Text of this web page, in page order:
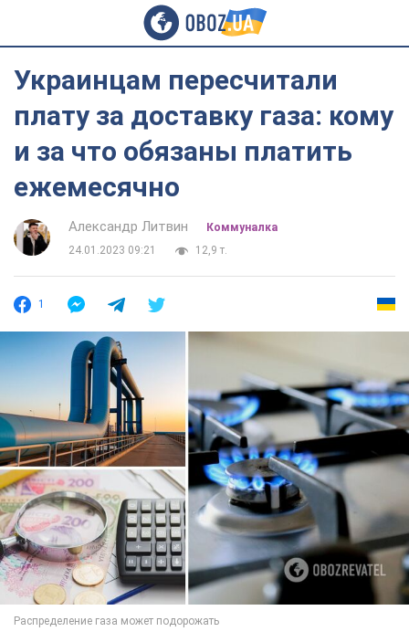
Украинцам пересчитали
плату за доставку газа: кому
и за что обязаны платить
ежемесячно
Александр Литвин
Коммуналка
24.01.2023 09:21
12,9 т.
1